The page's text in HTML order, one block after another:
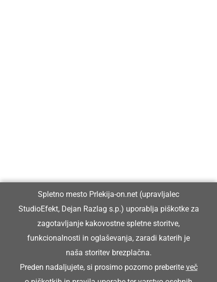
Glavni in odgovorni urednik:
Dejan Razlag
info@prlekija-on.net
Spletno mesto Prlekija-on.net (upravljalec
StudioEfekt, Dejan Razlag s.p.) uporablja piškotke za
zagotavljanje kakovostne spletne storitve,
funkcionalnosti in oglaševanja, zaradi katerih je
naša storitev brezplačna.
Preden nadaljujete, si prosimo pozorno preberite več